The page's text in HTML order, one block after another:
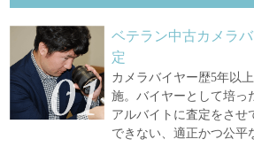
ベテラン中古カメラ
定
カメラバイヤー歴5年以
施。バイヤーとして培っ
アルバイトに査定をさせ
できない、適正かつ公平